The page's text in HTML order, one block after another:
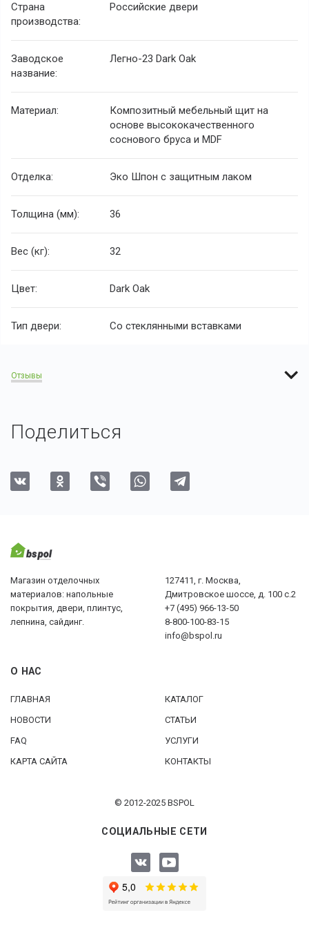
Страна
производства:
Российские двери
Заводское
название:
Легно-23 Dark Oak
Материал:
Композитный мебельный щит на
основе высококачественного
соснового бруса и MDF
Отделка: Эко Шпон с защитным лаком
Толщина (мм): 36
Вес (кг): 32
Цвет: Dark Oak
Тип двери: Со стеклянными вставками
Отзывы
Поделиться
Магазин отделочных
материалов: напольные
покрытия, двери, плинтус,
лепнина, сайдинг.
127411, г. Москва,
Дмитровское шоссе, д. 100 с.2
+7 (495) 966-13-50
8-800-100-83-15
info@bspol.ru
О НАС
ГЛАВНАЯ
КАТАЛОГ
НОВОСТИ
СТАТЬИ
FAQ
УСЛУГИ
КАРТА САЙТА
КОНТАКТЫ
© 2012-2025 BSPOL
СОЦИАЛЬНЫЕ СЕТИ